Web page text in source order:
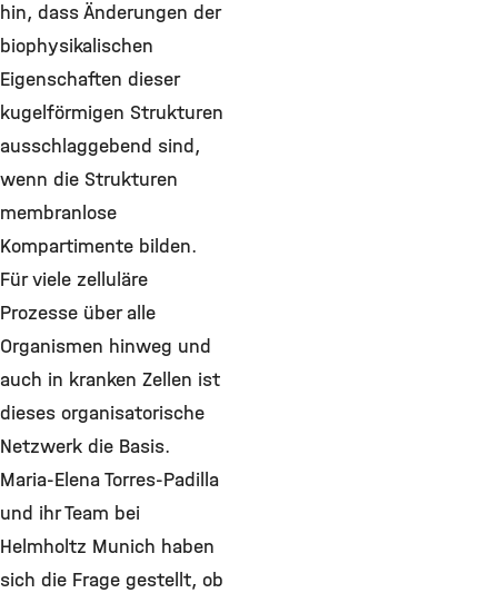
hin, dass Änderungen der
biophysikalischen
Eigenschaften dieser
kugelförmigen Strukturen
ausschlaggebend sind,
wenn die Strukturen
membranlose
Kompartimente bilden.
Für viele zelluläre
Prozesse über alle
Organismen hinweg und
auch in kranken Zellen ist
dieses organisatorische
Netzwerk die Basis.
Maria-Elena Torres-Padilla
und ihr Team bei
Helmholtz Munich haben
sich die Frage gestellt, ob